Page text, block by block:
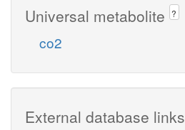
Universal metabolite ?
co2
External database links